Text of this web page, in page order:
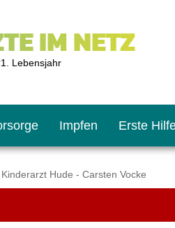
IM NETZ
Lebensjahr
Impfen Erste
Hude - Carsten Vocke